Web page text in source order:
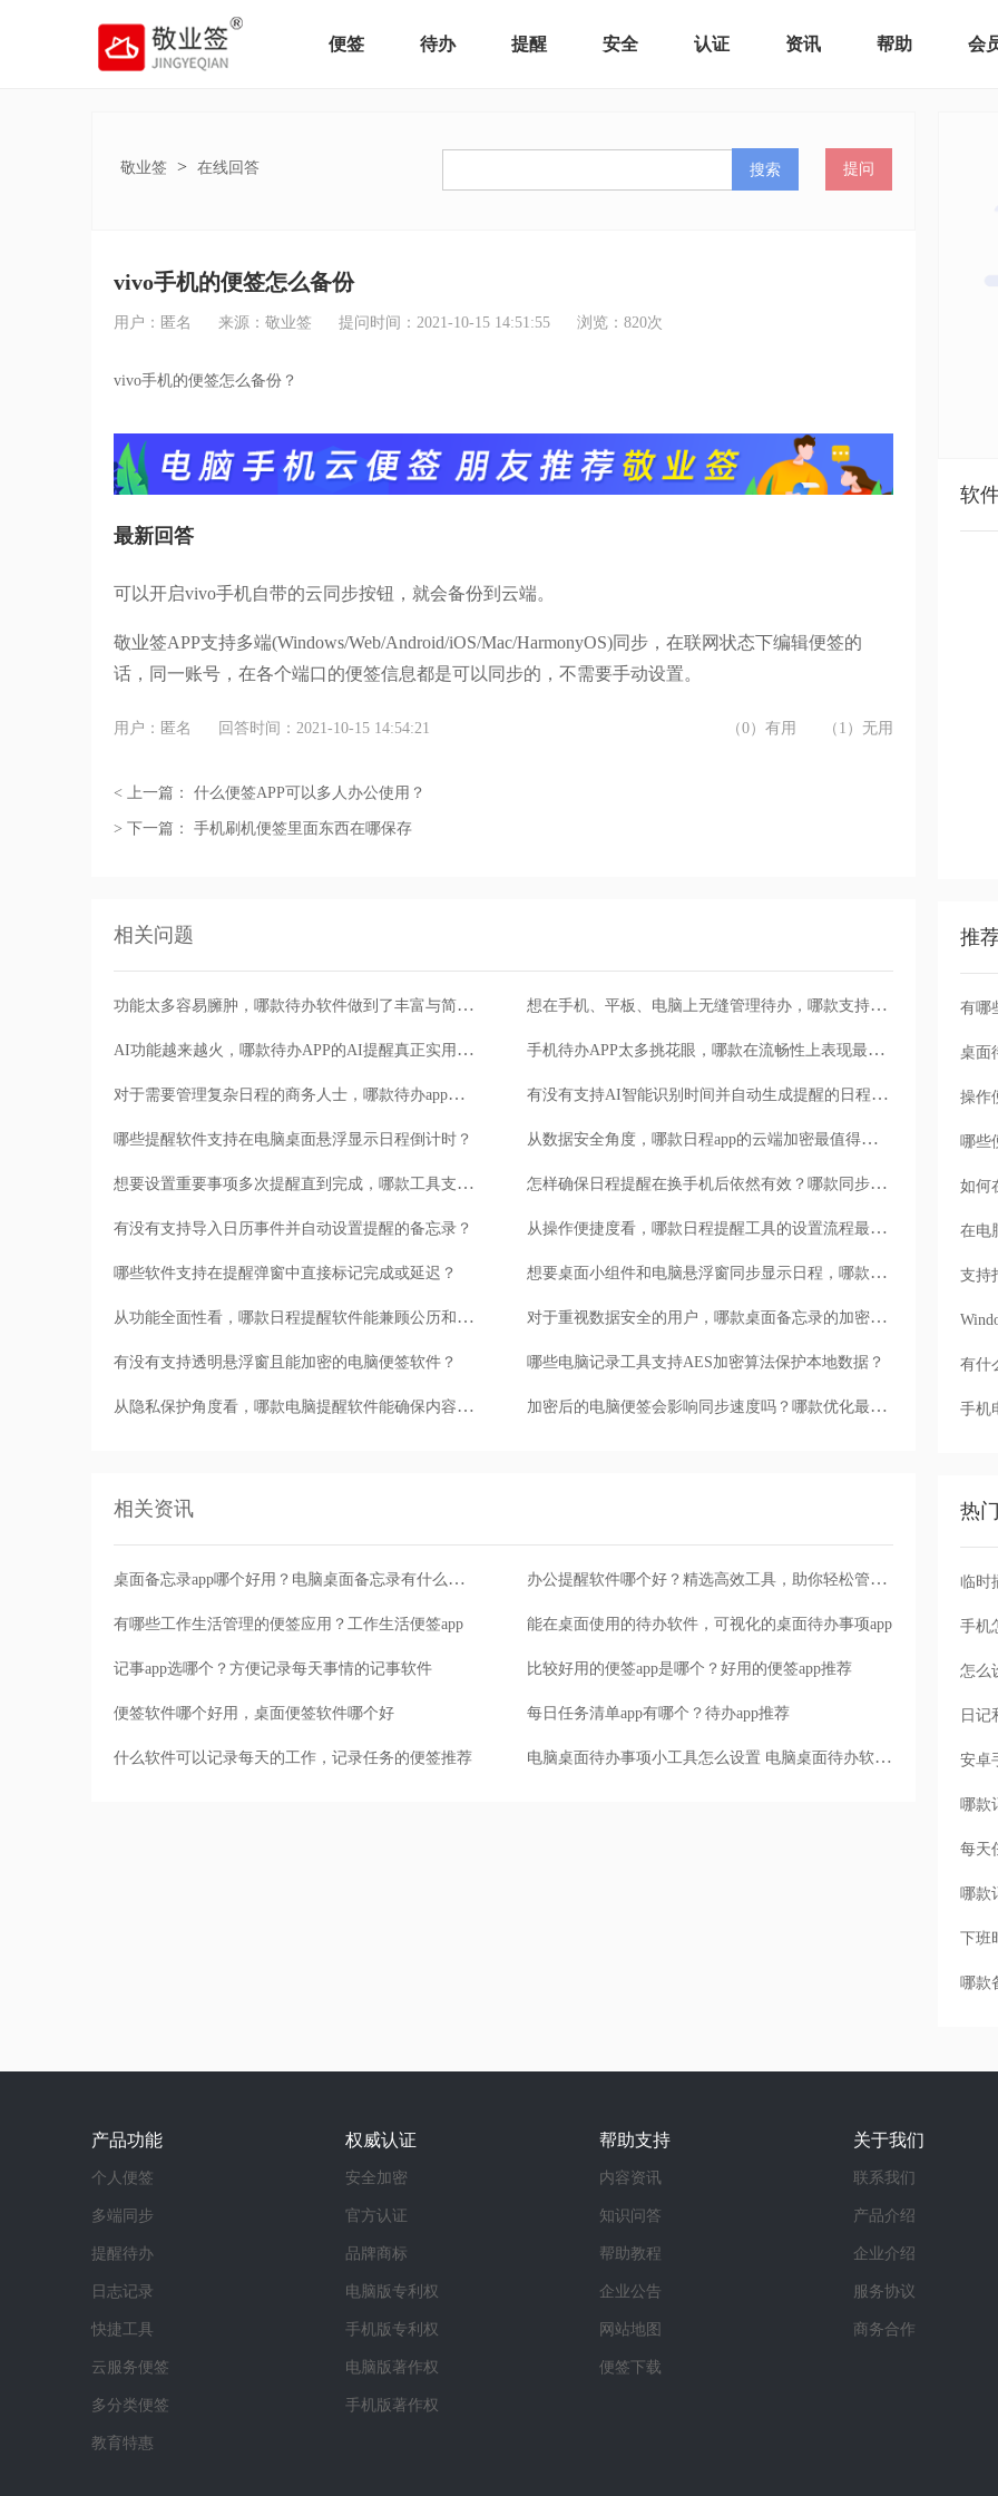
便签 待办 提醒 安全 认证 资讯 帮助 会
敬业签 > 在线回答 搜索 提问
vivo手机的便签怎么备份
用户：匿名 来源：敬业签 提问时间：2021-10-15 14:51:55 浏览： 820次
vivo手机的便签怎么备份？
最新回答
可以开启vivo手机自带的云同步按钮，就会备份到云端。
敬业签APP支持多端(Windows/Web/Android/iOS/Mac/HarmonyOS)同步，在联网状态下编辑便签的
话，同一账号，在各个端口的便签信息都是可以同步的，不需要手动设置。
用户：匿名 回答时间：2021-10-15 14:54:21 （0）有用 （1）无用
< 上一篇： 什么便签APP可以多人办公使用？
> 下一篇： 手机刷机便签里面东西在哪保存
相关问题
功能太多容易臃肿，哪款待办软件做到了丰富与简洁的平衡？ 想在手机、平板、电脑上无缝管理待办，哪款支持多平台互通？
AI功能越来越火，哪款待办APP的AI提醒真正实用而非噱头？ 手机待办APP太多挑花眼，哪款在流畅性上表现最出色？
对于需要管理复杂日程的商务人士，哪款待办app的提醒最可靠？ 有没有支持AI智能识别时间并自动生成提醒的日程管理工具？
哪些提醒软件支持在电脑桌面悬浮显示日程倒计时？ 从数据安全角度，哪款日程app的云端加密最值得信任？
想要设置重要事项多次提醒直到完成，哪款工具支持间隔提醒？ 怎样确保日程提醒在换手机后依然有效？哪款同步最稳定？
有没有支持导入日历事件并自动设置提醒的备忘录？ 从操作便捷度看，哪款日程提醒工具的设置流程最简洁？
哪些软件支持在提醒弹窗中直接标记完成或延迟？ 想要桌面小组件和电脑悬浮窗同步显示日程，哪款最适合？
从功能全面性看，哪款日程提醒软件能兼顾公历和农历？ 对于重视数据安全的用户，哪款桌面备忘录的加密功能做得最好？
有没有支持透明悬浮窗且能加密的电脑便签软件？ 哪些电脑记录工具支持AES加密算法保护本地数据？
从隐私保护角度看，哪款电脑提醒软件能确保内容不被窥探？ 加密后的电脑便签会影响同步速度吗？哪款优化最好？
相关资讯
桌面备忘录app哪个好用？电脑桌面备忘录有什么好用的软件 办公提醒软件哪个好？精选高效工具，助你轻松管理每日任务
有哪些工作生活管理的便签应用？工作生活便签app 能在桌面使用的待办软件，可视化的桌面待办事项app
记事app选哪个？方便记录每天事情的记事软件 比较好用的便签app是哪个？好用的便签app推荐
便签软件哪个好用，桌面便签软件哪个好 每日任务清单app有哪个？待办app推荐
什么软件可以记录每天的工作，记录任务的便签推荐 电脑桌面待办事项小工具怎么设置 电脑桌面待办软件推荐
软
推
有哪
桌面
操作
哪些
如何
在电
支持
有什
手机
热
手机
怎么
每天
下班
产品功能
个人便签
多端同步
提醒待办
日志记录
快捷工具
云服务便签
多分类便签
教育特惠
权威认证
安全加密
官方认证
品牌商标
电脑版专利权
手机版专利权
电脑版著作权
手机版著作权
帮助支持
内容资讯
知识问答
帮助教程
企业公告
网站地图
便签下载
关于我们
联系我们
产品介绍
企业介绍
服务协议
商务合作